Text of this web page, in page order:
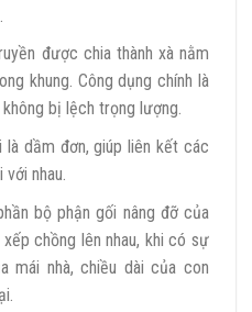
được chia thành xà nằm
khung. Công dụng chính là
bị lệch trọng lượng.
là dầm đơn, giúp liên kết các
nhau.
bộ phận gối nâng đỡ của
chồng lên nhau, khi có sự
mái nhà, chiều dài của con